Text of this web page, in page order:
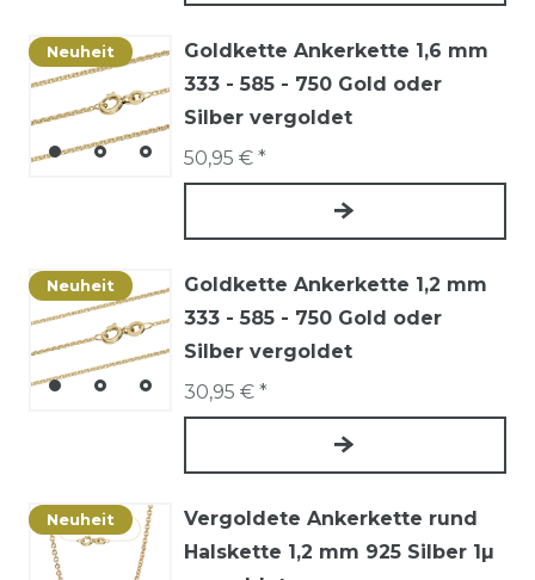
Neuheit
Goldkette Ankerkette 1,6 mm
333 - 585 - 750 Gold oder
Silber vergoldet
50,95 € *
Neuheit
Goldkette Ankerkette 1,2 mm
333 - 585 - 750 Gold oder
Silber vergoldet
30,95 € *
Neuheit
Vergoldete Ankerkette rund
Halskette 1,2 mm 925 Silber 1µ